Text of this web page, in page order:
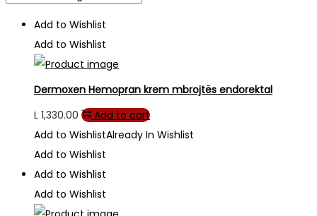
Add to Wishlist
Add to Wishlist
Dermoxen Hemopran krem mbrojtës endorektal
L 1,330.00
Add to cart
Add to WishlistAlready In Wishlist
Add to Wishlist
Add to Wishlist
Add to Wishlist